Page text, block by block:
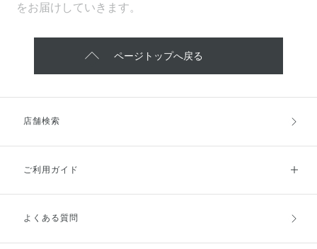
をお届けしていきます。
ページトップへ戻る
店舗検索
ご利用ガイド
ご利用ガイドトップ
よくある質問